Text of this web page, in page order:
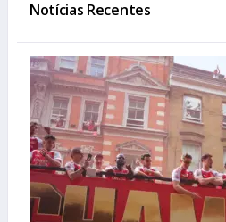
Notícias Recentes